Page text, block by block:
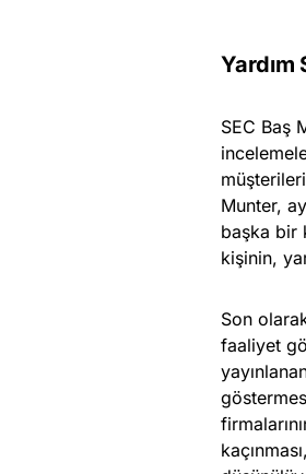
Yardım
SEC Baş
Munter,
başka bir
kişinin,
Son
faaliyet